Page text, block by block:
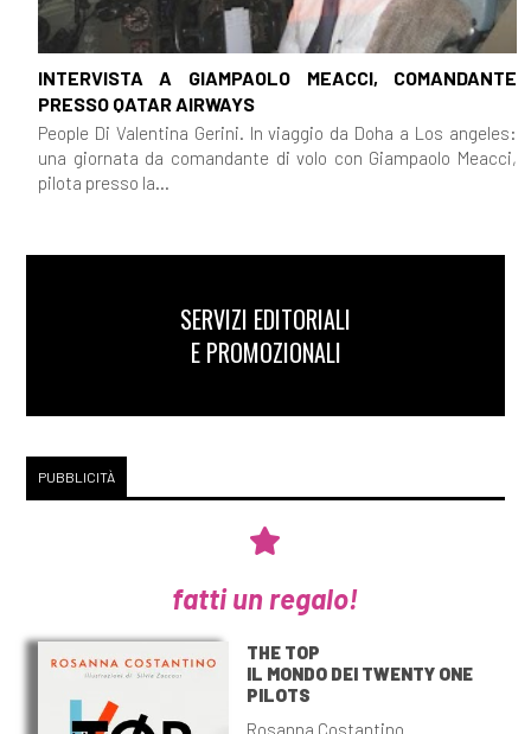
INTERVISTA A GIAMPAOLO MEACCI, COMANDANTE
PRESSO QATAR AIRWAYS
People Di Valentina Gerini. In viaggio da Doha a Los angeles:
una giornata da comandante di volo con Giampaolo Meacci,
pilota presso la...
SERVIZI EDITORIALI
E PROMOZIONALI
PUBBLICITÀ
fatti un regalo!
THE TOP
IL MONDO DEI TWENTY ONE
PILOTS